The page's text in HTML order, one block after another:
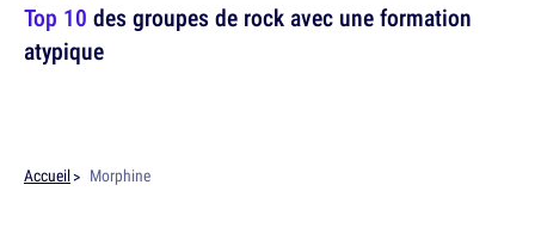
Top 10 des groupes de rock avec une formation
atypique
Accueil Morphine